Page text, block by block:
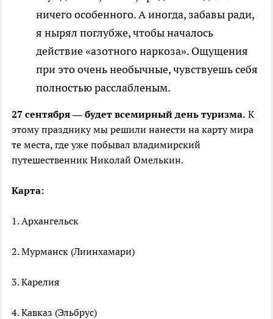
ничего особенного. А иногда, забавы ради,
я нырял поглубже, чтобы началось
действие «азотного наркоза». Ощущения
при это очень необычные, чувствуешь себя
полностью расслабленым.
27 сентября — будет всемирный день туризма. К
этому празднику мы решили нанести на карту мира
те места, где уже побывал владимирский
путешественник Николай Омелькин.
Карта:
1. Архангельск
2. Мурманск (Лиинхамари)
3. Карелия
4. Кавказ (Эльбрус)